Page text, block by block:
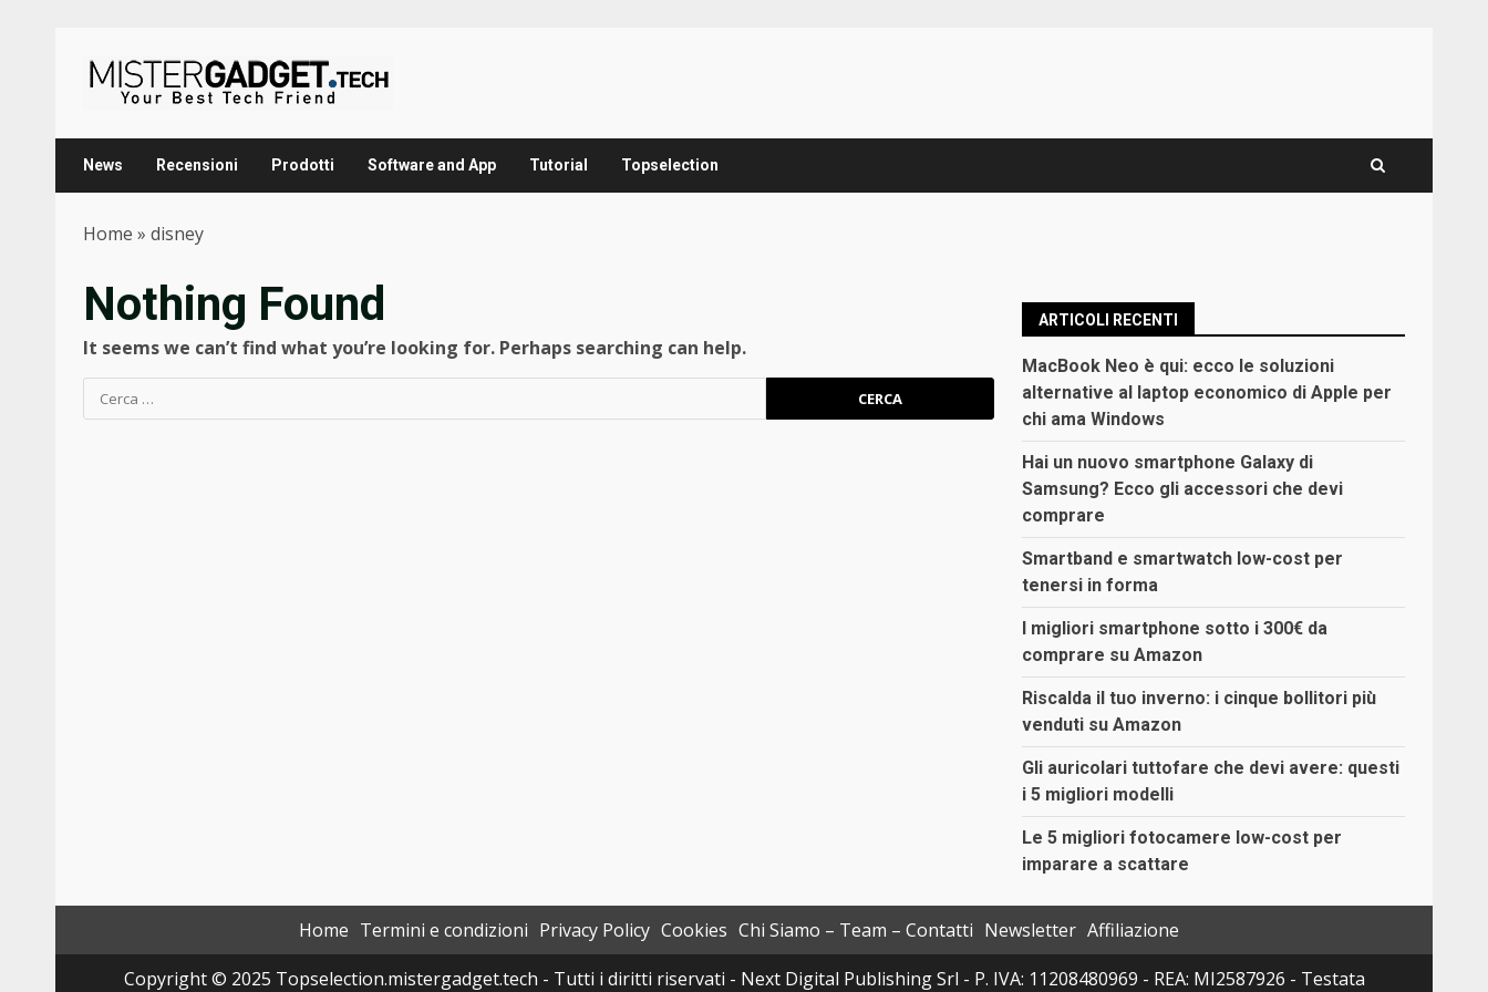
content
News Recensioni Prodotti Software and App Tutorial Topselection
Home » disney
Nothing Found
It seems we can’t find what you’re looking for. Perhaps searching can help.
Ricerca
per:
ARTICOLI RECENTI
MacBook Neo è qui: ecco le soluzioni
alternative al laptop economico di Apple per
chi ama Windows
Hai un nuovo smartphone Galaxy di
Samsung? Ecco gli accessori che devi
comprare
Smartband e smartwatch low-cost per
tenersi in forma
I migliori smartphone sotto i 300€ da
comprare su Amazon
Riscalda il tuo inverno: i cinque bollitori più
venduti su Amazon
Gli auricolari tuttofare che devi avere: questi
i 5 migliori modelli
Le 5 migliori fotocamere low-cost per
imparare a scattare
Home Termini e condizioni Privacy Policy Cookies Chi Siamo – Team – Contatti Newsletter Affiliazione
Copyright © 2025 Topselection.mistergadget.tech - Tutti i diritti riservati - Next Digital Publishing Srl - P. IVA: 11208480969 - REA: MI2587926 - Testata